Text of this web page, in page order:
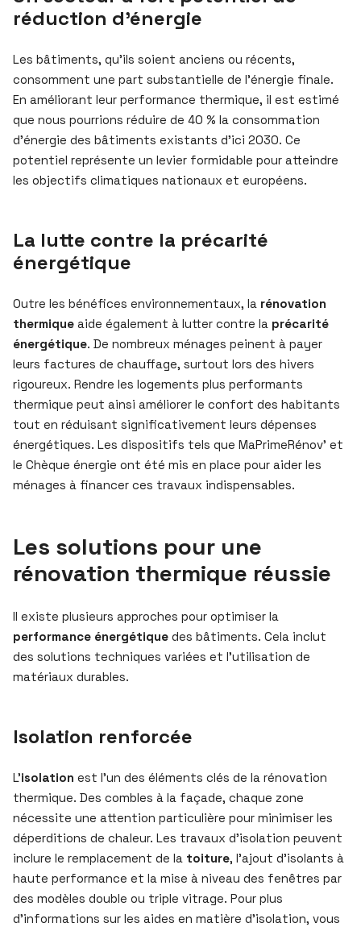
réduction d’énergie
Les bâtiments, qu’ils soient anciens ou récents,
consomment une part substantielle de l’énergie finale.
En améliorant leur performance thermique, il est estimé
que nous pourrions réduire de 40 % la consommation
d’énergie des bâtiments existants d’ici 2030. Ce
potentiel représente un levier formidable pour atteindre
les objectifs climatiques nationaux et européens.
La lutte contre la précarité
énergétique
Outre les bénéfices environnementaux, la rénovation
thermique aide également à lutter contre la précarité
énergétique. De nombreux ménages peinent à payer
leurs factures de chauffage, surtout lors des hivers
rigoureux. Rendre les logements plus performants
thermique peut ainsi améliorer le confort des habitants
tout en réduisant significativement leurs dépenses
énergétiques. Les dispositifs tels que MaPrimeRénov’ et
le Chèque énergie ont été mis en place pour aider les
ménages à financer ces travaux indispensables.
Les solutions pour une
rénovation thermique réussie
Il existe plusieurs approches pour optimiser la
performance énergétique des bâtiments. Cela inclut
des solutions techniques variées et l’utilisation de
matériaux durables.
Isolation renforcée
L’isolation est l’un des éléments clés de la rénovation
thermique. Des combles à la façade, chaque zone
nécessite une attention particulière pour minimiser les
déperditions de chaleur. Les travaux d’isolation peuvent
inclure le remplacement de la toiture, l’ajout d’isolants à
haute performance et la mise à niveau des fenêtres par
des modèles double ou triple vitrage. Pour plus
d’informations sur les aides en matière d’isolation, vous